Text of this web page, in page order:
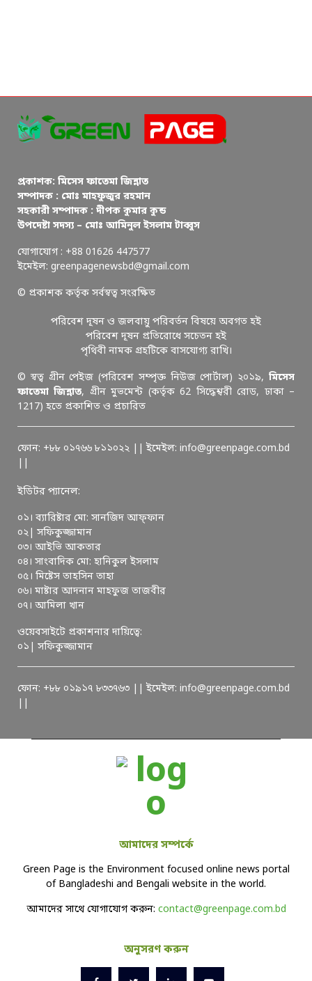
প্রকাশক: মিসেস ফাতেমা জিন্নাত
সম্পাদক : মোঃ মাহফুজুর রহমান
সহকারী সম্পাদক : দীপক কুমার কুন্ড
উপদেষ্টা সদস্য – মোঃ আমিনুল ইসলাম টাব্বুস
যোগাযোগ : +88 01626 447577
ইমেইল: greenpagenewsbd@gmail.com
© প্রকাশক কর্তৃক সর্বস্বত্ব সংরক্ষিত
পরিবেশ দূষন ও জলবায়ু পরিবর্তন বিষয়ে অবগত হই
পরিবেশ দূষন প্রতিরোধে সচেতন হই
পৃথিবী নামক গ্রহটিকে বাসযোগ্য রাখি।
© স্বত্ব গ্রীন পেইজ (পরিবেশ সম্পৃক্ত নিউজ পোর্টাল) ২০১৯, মিসেস
ফাতেমা জিন্নাত, গ্রীন মুভমেন্ট (কর্তৃক 62 সিদ্ধেশ্বরী রোড, ঢাকা –
1217) হতে প্রকাশিত ও প্রচারিত
ফোন: +৮৮ ০১৭৬৬ ৮১১০২২ || ইমেইল: info@greenpage.com.bd
ইডিটর প্যানেল:
০১। ব্যারিষ্টার মো: সানজিদ আফ্ফান
০২| সফিকুজ্জামান
০৩। আইভি আকতার
০৪। সাংবাদিক মো: হানিকুল ইসলাম
০৫। মিষ্টেস তাহসিন তাহা
০৬। মাষ্টার আদনান মাহফুজ তাজবীর
০৭। আমিলা খান
ওয়েবসাইটে প্রকাশনার দায়িত্বে:
০১| সফিকুজ্জামান
ফোন: +৮৮ ০১৯১৭ ৮৩৩৭৬৩ || ইমেইল: info@greenpage.com.bd
আমাদের সম্পর্কে
Green Page is the Environment focused online news portal
of Bangladeshi and Bengali website in the world.
আমাদের সাথে যোগাযোগ করুন: contact@greenpage.com.bd
অনুসরণ করুন